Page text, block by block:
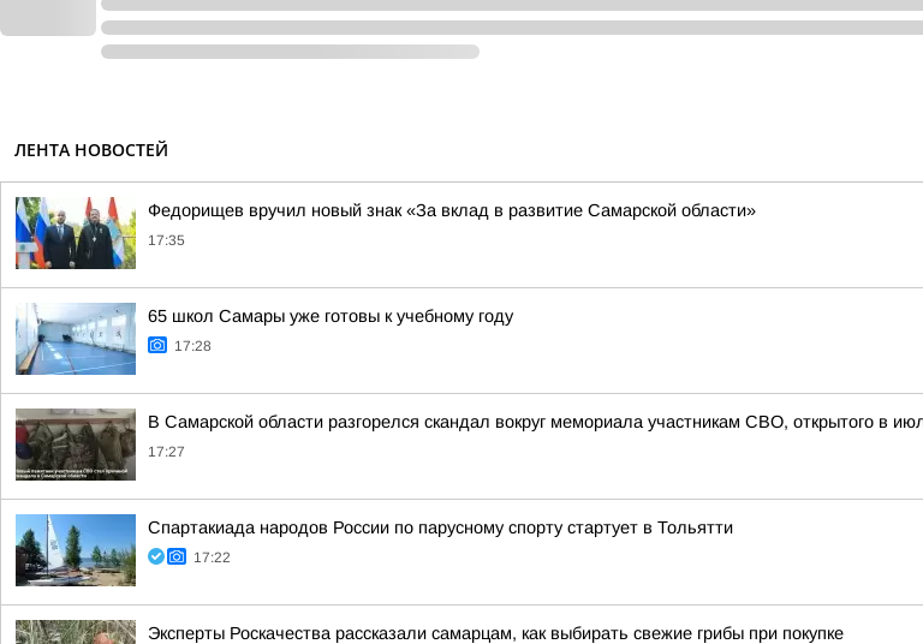
ЛЕНТА НОВОСТЕЙ
Федорищев вручил новый знак «За вклад в развитие Самарской области»
17:35
65 школ Самары уже готовы к учебному году
17:28
В Самарской области разгорелся скандал вокруг мемориала участникам СВО, открытого в
17:27
Спартакиада народов России по парусному спорту стартует в Тольятти
17:22
Эксперты Роскачества рассказали самарцам, как выбирать свежие грибы при покупке